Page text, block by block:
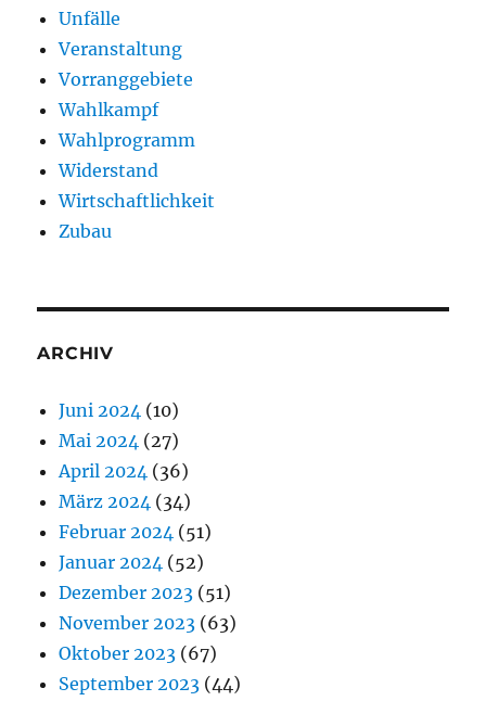
Unfälle
Veranstaltung
Vorranggebiete
Wahlkampf
Wahlprogramm
Widerstand
Wirtschaftlichkeit
Zubau
ARCHIV
Juni 2024 (10)
Mai 2024 (27)
April 2024 (36)
März 2024 (34)
Februar 2024 (51)
Januar 2024 (52)
Dezember 2023 (51)
November 2023 (63)
Oktober 2023 (67)
September 2023 (44)